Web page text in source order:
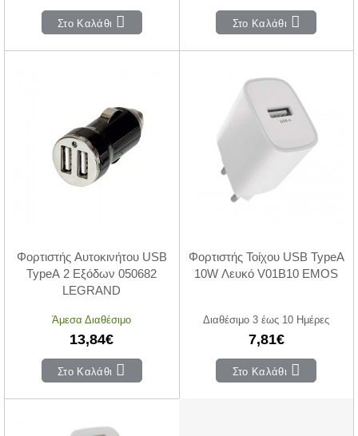
Στο Καλάθι Στο Καλάθι
Φορτιστής Αυτοκινήτου USB
TypeA 2 Εξόδων 050682
LEGRAND
Άμεσα Διαθέσιμο
13,84€
Στο Καλάθι
Φορτιστής Τοίχου USB TypeA
10W Λευκό V01B10 EMOS
Διαθέσιμο 3 έως 10 Ημέρες
7,81€
Στο Καλάθι